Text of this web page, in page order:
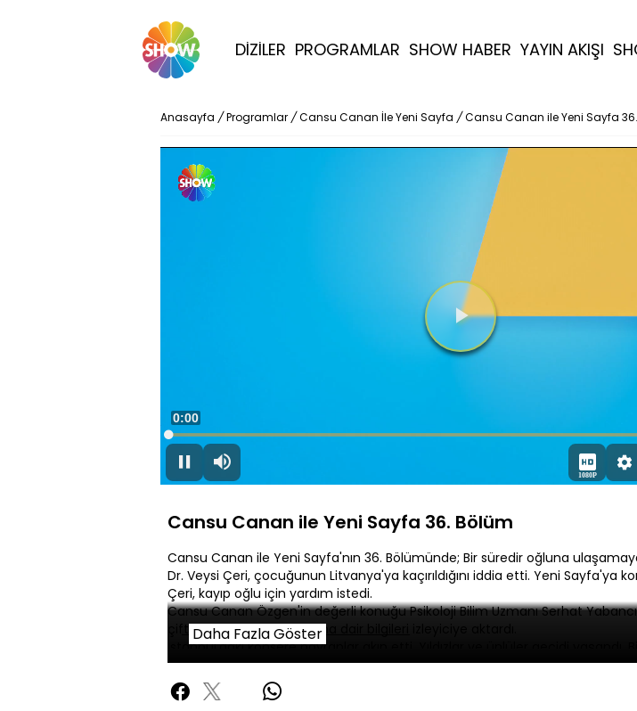
DİZİLER PROGRAMLAR SHOW HABER YAYIN AKIŞI
Anasayfa / Programlar / Cansu Canan İle Yeni Sayfa / Cansu Canan ile Yeni Sayfa
Videoyu
DuraklatSessiz
Süre
0:00
1080P
Yüklendi:
0.05%
Cansu Canan ile Yeni Sayfa 36. Bölüm
Cansu Canan ile Yeni Sayfa'nın 36. Bölümünde; Bir süredir oğluna
Dr. Veysi Çeri, çocuğunun Litvanya'ya kaçırıldığını iddia etti. Yeni Sayfa'ya
Çeri, kayıp oğlu için yardım istedi.
Cansu Canan Özgen'in değerli konuğu Psikoloji Bilim Uzmanı Serhat
çiftlerin çabuk boşandığına dair bilgileri izleyiciye aktardı.
İstanbul'daki konsere hayranlar akın etti. Yıldızlar ve ünlüler geçidi yaşandı.
vatandaşlar da çözümü Maçka parkından izleyerek buldu.
İzmir'de tatil yapan Polat çifti, kaldıkları otelde silahlı saldırı düzenlendi. Engin
olan koruma ise hayatını kaybetti.
Daha Fazla Göster